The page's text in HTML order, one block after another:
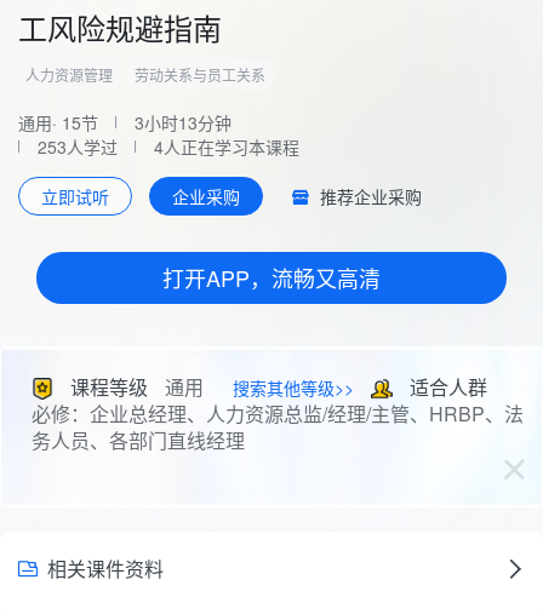
工风险规避指南
人力资源管理 劳动关系与员工关系
通用· 15节
3小时13分钟
253人学过
4人正在学习本课程
立即试听 企业采购 推荐企业采购
打开APP，流畅又高清
课程等级 通用 搜索其他等级>>
适合人群
必修：企业总经理、人力资源总监/经理/主管、HRBP、法
务人员、各部门直线经理
相关课件资料